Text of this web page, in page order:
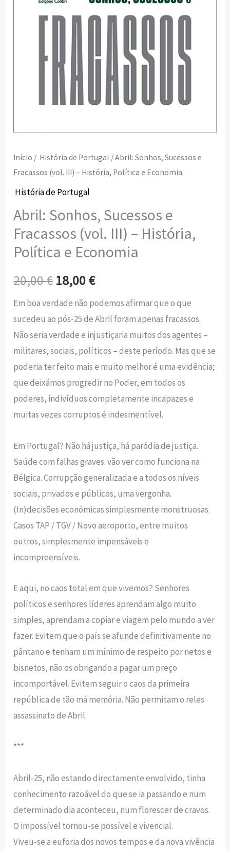
Início / História de Portugal / Abril: Sonhos, Sucessos e
Fracassos (vol. III) – História, Política e Economia
História de Portugal
Abril: Sonhos, Sucessos e
Fracassos (vol. III) – História,
Política e Economia
20,00€ 18,00€
Em boa verdade não podemos afirmar que o que
sucedeu ao pós-25 de Abril foram apenas fracassos.
Não seria verdade e injustiçaria muitos dos agentes –
militares, sociais, políticos – deste período. Mas que se
poderia ter feito mais e muito melhor é uma evidência;
que deixámos progredir no Poder, em todos os
poderes, indivíduos completamente incapazes e
muitas vezes corruptos é indesmentível.
Em Portugal? Não há justiça, há paródia de justiça.
Saúde com falhas graves: vão ver como funciona na
Bélgica. Corrupção generalizada e a todos os níveis
sociais, privados e públicos, uma vergonha.
(In)decisões económicas simplesmente monstruosas.
Casos TAP / TGV / Novo aeroporto, entre muitos
outros, simplesmente impensáveis e
incompreensíveis.
E aqui, no caos total em que vivemos? Senhores
políticos e senhores líderes aprendam algo muito
simples, aprendam a copiar e viagem pelo mundo a ver
fazer. Evitem que o país se afunde definitivamente no
pântano e tenham um mínimo de respeito por netos e
bisnetos, não os obrigando a pagar um preço
incomportável. Evitem seguir o caos da primeira
república de tão má memória. Não permitam o reles
assassinato de Abril.
***
Abril-25, não estando directamente envolvido, tinha
conhecimento razoável do que se ia passando e num
determinado dia aconteceu, num florescer de cravos.
O impossível tornou-se possível e vivencial.
Viveu-se a euforia dos novos tempos e da nova vivência
História,
Economia